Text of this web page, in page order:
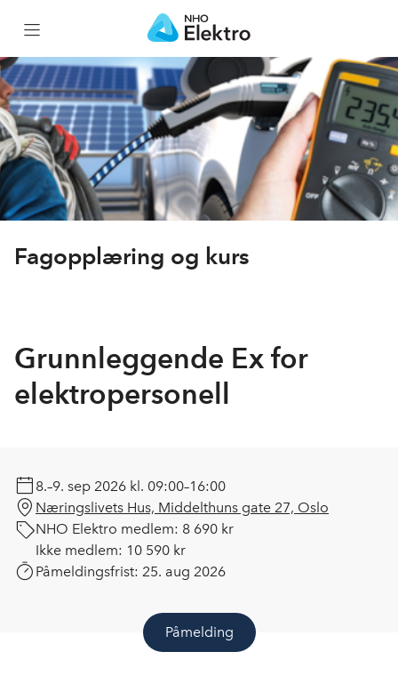
Fagopplæring og kurs
Hjem
Kursportefølje
Kurskalender
Nettkurs
Gratiskurs
Grunnleggende Ex for
elektropersonell
8.–9. sep 2026 kl. 09:00–16:00
Næringslivets Hus, Middelthuns gate 27, Oslo
NHO Elektro medlem: 8 690 kr
Ikke medlem: 10 590 kr
Påmeldingsfrist: 25. aug 2026
Påmelding